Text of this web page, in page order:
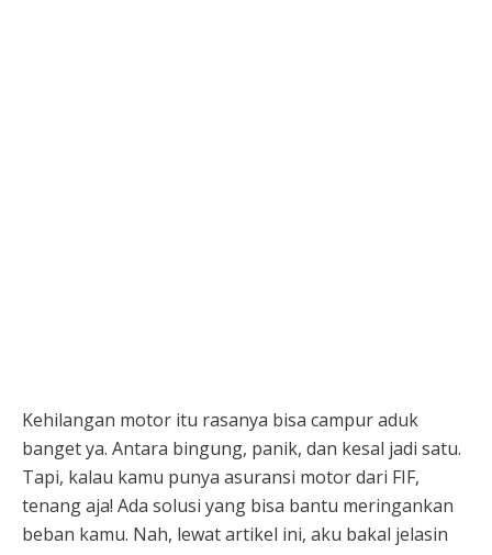
Kehilangan motor itu rasanya bisa campur aduk
banget ya. Antara bingung, panik, dan kesal jadi satu.
Tapi, kalau kamu punya asuransi motor dari FIF,
tenang aja! Ada solusi yang bisa bantu meringankan
beban kamu. Nah, lewat artikel ini, aku bakal jelasin